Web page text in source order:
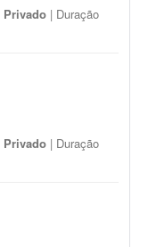
Privado | Duração
Privado | Duração